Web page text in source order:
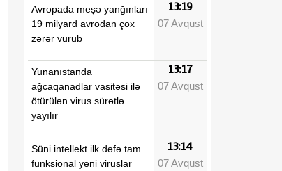
Avropada meşə yanğınları
19 milyard avrodan çox
zərər vurub
13:19
07 Avqust
Yunanıstanda
ağcaqanadlar vasitəsi ilə
ötürülən virus sürətlə
yayılır
13:17
07 Avqust
Süni intellekt ilk dəfə tam
funksional yeni viruslar
13:14
07 Avqust